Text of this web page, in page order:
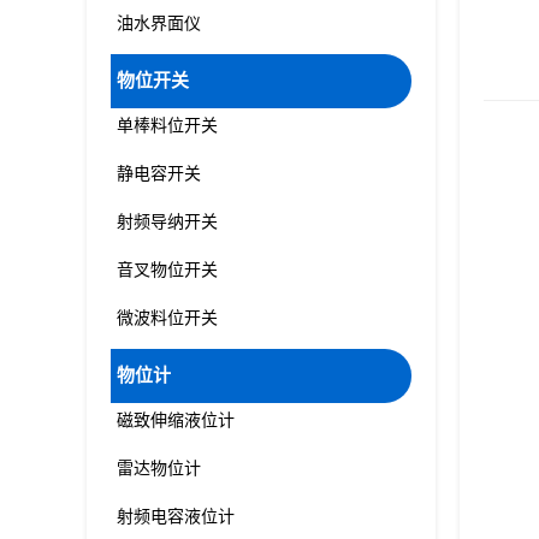
油水界面仪
物位开关
单棒料位开关
静电容开关
射频导纳开关
音叉物位开关
微波料位开关
物位计
磁致伸缩液位计
雷达物位计
射频电容液位计